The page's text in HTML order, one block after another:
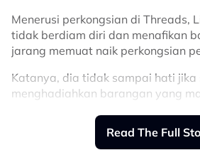
Menerusi perkongsian di Threads,
tidak berdiam diri dan menafikan
jarang memuat naik perkongsian
Katanya, dia tidak sampai hati jika
menghadiahkan barangan yang
"Bro, saya baru tunjuk sekali
cincin 4 karat diamond. Boleh
Read The Full